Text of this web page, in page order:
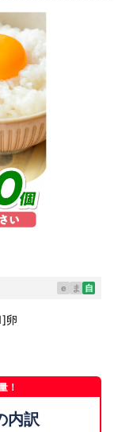
e ま 自
卵
！
内訳